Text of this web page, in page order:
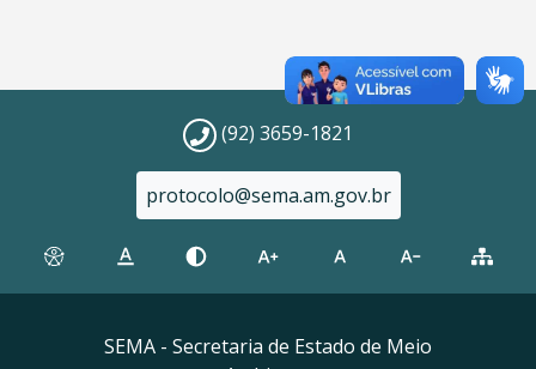
(92) 3659-1821
protocolo@sema.am.gov.br
SEMA - Secretaria de Estado de Meio